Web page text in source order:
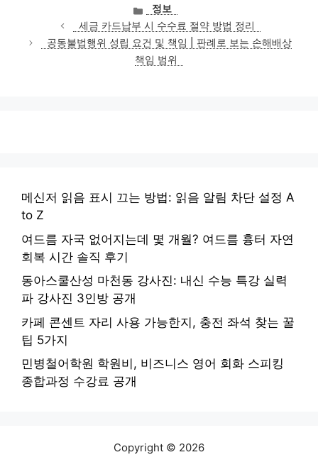
카
테
고
리
정보
세금 카드납부 시 수수료 절약 방법 정리
공동불법행위 성립 요건 및 책임 | 판례로 보는 손해배상
책임 범위
메신저 읽음 표시 끄는 방법: 읽음 알림 차단 설정 A
to Z
여드름 자국 없어지는데 몇 개월? 여드름 흉터 자연
회복 시간 솔직 후기
동아스쿨산성 마천동 강사진: 내신 수능 특강 실력
파 강사진 3인방 공개
카페 콘센트 자리 사용 가능한지, 충전 좌석 찾는 꿀
팁 5가지
민병철어학원 학원비, 비즈니스 영어 회화 스피킹
종합과정 수강료 공개
Copyright © 2026